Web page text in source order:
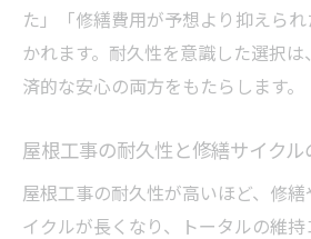
た」「修繕費用が予想より抑えら
かれます。耐久性を意識した選択
済的な安心の両方をもたらします。
屋根工事の耐久性と修繕サイクル
屋根工事の耐久性が高いほど、修
イクルが長くなり、トータルの維